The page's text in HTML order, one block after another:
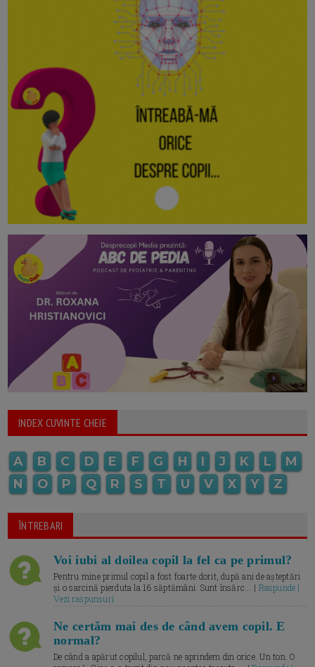
INDEX CUVINTE CHEIE
A B C D E F G H I J K L
M
N
O P Q R S T U V X Y Z
ÎNTREBARI
Voi iubi al doilea copil la fel ca pe primul?
Pentru mine primul copil a fost foarte dorit, după ani de așteptări
și o sarcină pierduta la 16 săptămâni. Sunt însărc... | Raspunde |
Vezi raspunsuri
Ne certăm mai des de când avem copil. E
normal?
De când a apărut copilul, parcă ne aprindem din orice. Un ton. O